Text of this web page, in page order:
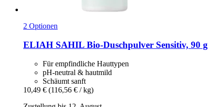
2 Optionen
ELIAH SAHIL Bio-​Duschpulver Sensitiv, 90 g
Für empfindliche Hauttypen
pH-neutral & hautmild
Schäumt sanft
10,49 € (116,56 € / kg)